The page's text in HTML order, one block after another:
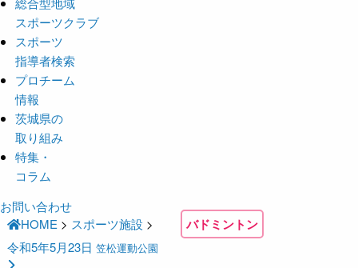
スポーツクラブ
スポーツ
指導者検索
プロチーム
情報
茨城県の
取り組み
特集・
コラム
お問い合わせ
HOME > スポーツ施設 > バドミントン
令和5年5月23日 笠松運動公園